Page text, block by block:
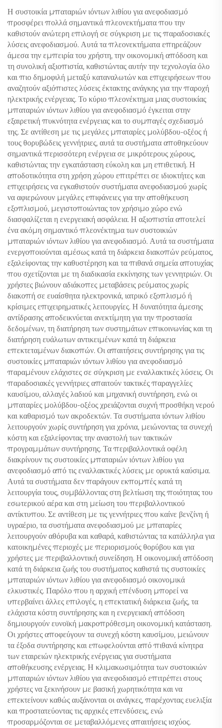
Η συστοικία μπαταριών ιόντων λιθίου για ανεφοδιασμό
προσφέρει πολλά σημαντικά πλεονεκτήματα που την
καθιστούν ανώτερη επιλογή σε σύγκριση με τις παραδοσιακές
λύσεις ανεφοδιασμού. Αυτά τα πλεονεκτήματα επηρεάζουν
άμεσα την εμπειρία του χρήστη, την οικονομική απόδοση και
τη συνολική αξιοπιστία, καθιστώντας αυτήν την τεχνολογία όλο
και πιο δημοφιλή μεταξύ καταναλωτών και επιχειρήσεων που
αναζητούν αξιόπιστες λύσεις έκτακτης ανάγκης για την παροχή
ηλεκτρικής ενέργειας. Το κύριο πλεονέκτημα μιας συστοικίας
μπαταριών ιόντων λιθίου για ανεφοδιασμό έγκειται στην
εξαιρετική πυκνότητα ενέργειας και το συμπαγές σχεδιασμό
της. Σε αντίθεση με τις μεγάλες μπαταρίες μολύβδου-οξέος ή
τους θορυβώδεις γεννήτριες, αυτά τα συστήματα αποθηκεύουν
σημαντικά περισσότερη ενέργεια σε μικρότερους χώρους,
καθιστώντας την εγκατάσταση εύκολη και μη επιθετική. Η
αποδοτικότητα στη χρήση χώρου επιτρέπει σε ιδιοκτήτες και
επιχειρήσεις να εγκαθιστούν συστήματα ανεφοδιασμού χωρίς
να αφιερώνουν μεγάλες επιφάνειες για την αποθήκευση
εξοπλισμού, μεγιστοποιώντας τον χρήσιμο χώρο ενώ
διασφαλίζεται η ενεργειακή ασφάλεια. Η αξιοπιστία αποτελεί
ένα ακόμη σημαντικό πλεονέκτημα των συστοικιών
μπαταριών ιόντων λιθίου για ανεφοδιασμό. Αυτά τα συστήματα
ενεργοποιούνται αμέσως κατά τη διάρκεια διακοπών ρεύματος,
εξαλείφοντας την καθυστέρηση και τα πιθανά σημεία αποτυχίας
που σχετίζονται με τη διαδικασία εκκίνησης των γεννητριών. Οι
χρήστες βιώνουν αδιάκοπες μεταβάσεις ρεύματος χωρίς
διακοπή σε ευαίσθητα ηλεκτρονικά, ιατρικό εξοπλισμό ή
κρίσιμες επιχειρηματικές λειτουργίες. Η δυνατότητα άμεσης
αντίδρασης αποδεικνύεται ανεκτίμητη για την προστασία
δεδομένων, τη διατήρηση των συστημάτων επικοινωνίας και τη
διατήρηση ευάλωτων αντικειμένων κατά τη διάρκεια
επεκτεταμένων διακοπών. Οι απαιτήσεις συντήρησης για τις
συστοικίες μπαταριών ιόντων λιθίου για ανεφοδιασμό
παραμένουν ελάχιστες σε σύγκριση με εναλλακτικές λύσεις. Οι
παραδοσιακές γεννήτριες απαιτούν τακτικές παραγγελίες
καυσίμου, αλλαγές λαδιού και μηχανική συντήρηση, ενώ οι
μπαταρίες μολύβδου-οξέος χρειάζονται συχνή προσθήκη νερού
και καθαρισμό των ακροδεκτών. Τα συστήματα ιόντων λιθίου
λειτουργούν χωρίς συντήρηση για χρόνια, μειώνοντας τα συνεχή
κόστη και εξαλείφοντας την αναστολή των τακτικών
προγραμμάτων συντήρησης. Τα περιβαλλοντικά οφέλη
διακρίνουν τις συστοικίες μπαταριών ιόντων λιθίου για
ανεφοδιασμό από τις εναλλακτικές λύσεις με ορυκτά καύσιμα.
Αυτά τα συστήματα δεν παράγουν εκπομπές κατά τη
λειτουργία τους, συμβάλλοντας στη βελτίωση της ποιότητας του
εσωτερικού αέρα και στη μείωση του περιβαλλοντικού
αντίκτυπου. Σε αντίθεση με τις γεννήτριες που καίνε βενζίνη ή
υγραέριο, τα συστήματα ανεφοδιασμού με μπαταρίες
λειτουργούν αθόρυβα και καθαρά, καθιστώντας τα κατάλληλα για
κατοικημένες περιοχές με περιορισμούς θορύβου και για
χρήστες με περιβαλλοντική συνείδηση. Η οικονομική απόδοση
κατά τη διάρκεια ζωής του συστήματος καθιστά τις συστοικίες
μπαταριών ιόντων λιθίου για ανεφοδιασμό οικονομικά
ελκυστικές. Παρόλο που η αρχική επένδυση μπορεί να
υπερβαίνει άλλες επιλογές, η επεκτατική διάρκεια ζωής, τα
ελάχιστα κόστη συντήρησης και η ενεργειακή απόδοση
δημιουργούν ευνοϊκή μακροπρόθεσμη οικονομική κατάσταση.
Οι χρήστες αποφεύγουν τα συνεχή κόστη καυσίμου, μειώνουν
τα έξοδα συντήρησης και επωφελούνται από πιθανά κίνητρα
των εταιρειών ηλεκτρικής ενέργειας για συστήματα
αποθήκευσης ενέργειας. Η κλιμακωσιμότητα των συστοικιών
μπαταριών ιόντων λιθίου για ανεφοδιασμό επιτρέπει στους
χρήστες να ξεκινήσουν με βασική χωρητικότητα και να
επεκτείνουν καθώς αυξάνονται οι ανάγκες, παρέχοντας ευελιξία
και προστατεύοντας τις αρχικές επενδύσεις, ενώ
προσαρμόζονται σε μεταβαλλόμενες απαιτήσεις ισχύος.